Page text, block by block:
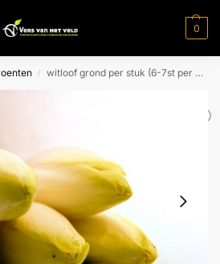
0
/ witloof grond per stuk (6-7st per kg)